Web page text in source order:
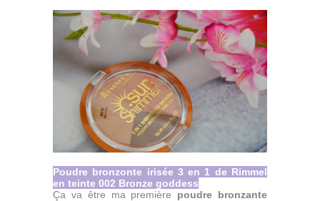
Poudre bronzonte irisée 3 en 1 de Rimmel
en teinte 002 Bronze goddess
Ça va être ma première poudre bronzante